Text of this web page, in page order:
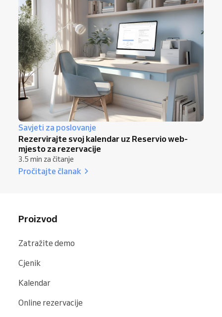
Savjeti za poslovanje
Rezervirajte svoj kalendar uz Reservio web-
mjesto za rezervacije
3.5 min za čitanje
Pročitajte članak
Proizvod
Zatražite demo
Cjenik
Kalendar
Online rezervacije